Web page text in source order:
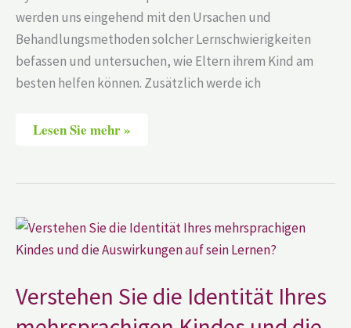
werden uns eingehend mit den Ursachen und
Behandlungsmethoden solcher Lernschwierigkeiten
befassen und untersuchen, wie Eltern ihrem Kind am
besten helfen können. Zusätzlich werde ich
Lesen Sie mehr »
Verstehen Sie die Identität Ihres
Verstehen
Sie
die
mehrsprachigen
Kindes
und